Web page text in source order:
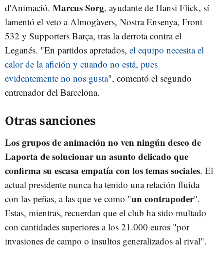
d'Animació. Marcus Sorg, ayudante de Hansi Flick, sí
lamentó el veto a Almogàvers, Nostra Ensenya, Front
532 y Supporters Barça, tras la derrota contra el
Leganés. "En partidos apretados, el equipo necesita el
calor de la afición y cuando no está, pues
evidentemente no nos gusta", comentó el segundo
entrenador del Barcelona.
Otras sanciones
Los grupos de animación no ven ningún deseo de
Laporta de solucionar un asunto delicado que
confirma su escasa empatía con los temas sociales. El
actual presidente nunca ha tenido una relación fluida
con las peñas, a las que ve como "un contrapoder".
Estas, mientras, recuerdan que el club ha sido multado
con cantidades superiores a los 21.000 euros "por
invasiones de campo o insultos generalizados al rival".